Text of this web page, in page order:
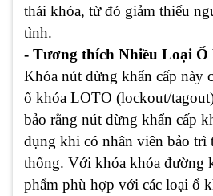
thái khóa, từ đó giảm thiểu
tình.
- Tương thích Nhiều Loại
Khóa nút dừng khẩn cấp này
ổ khóa LOTO (lockout/
bảo rằng nút dừng khẩn cấp
dụng khi có nhân viên bảo trì
thống. Với khóa khóa đường
phẩm phù hợp với các loại ổ